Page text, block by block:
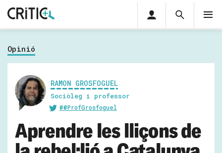
Cerca
Cerca
privada
Inicia sessió
Opinió
RAMON GROSFOGUEL
Sociòleg i professor
@@ProfGrosfoguel
Aprendre les lliçons de